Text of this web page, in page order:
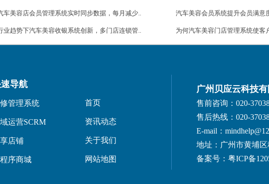
车美容店会员管理系统实时同步数据，每月减少.. 汽车美容会员系统提升会员满意
业趋势下汽车美容收银系统创新，多门店连锁管.. 为何汽车美容门店管理系统使客
导航
管理系统
运营SCRM
店铺
序商城
首页
资讯动态
关于我们
网站地图
广州贝应云科技有
售前咨询：020-
售后热线：020-
E-mail：
地址：广州市黄埔
备案号：粤ICP备